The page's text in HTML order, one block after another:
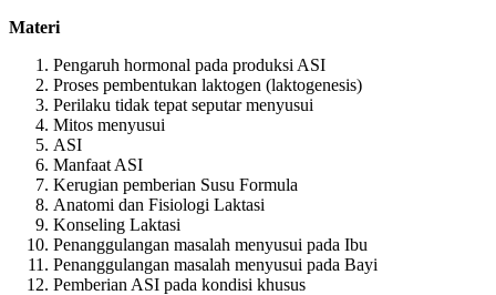
Materi
Pengaruh hormonal pada produksi ASI
Proses pembentukan laktogen (laktogenesis)
Perilaku tidak tepat seputar menyusui
Mitos menyusui
ASI
Manfaat ASI
Kerugian pemberian Susu Formula
Anatomi dan Fisiologi Laktasi
Konseling Laktasi
Penanggulangan masalah menyusui pada Ibu
Penanggulangan masalah menyusui pada Bayi
Pemberian ASI pada kondisi khusus